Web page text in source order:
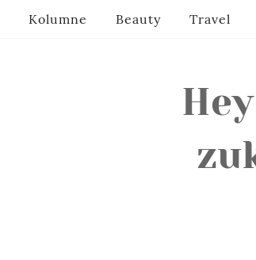
Kolumne Beauty Travel